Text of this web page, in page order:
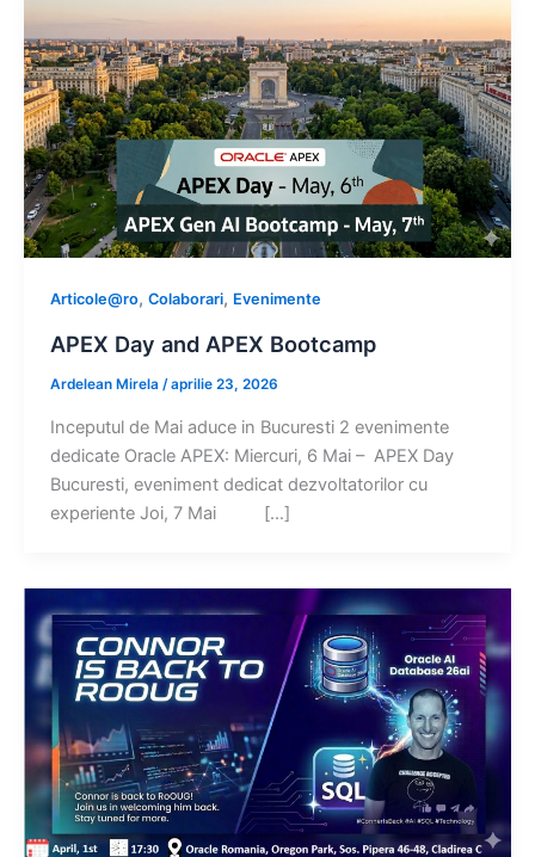
Articole@ro, Colaborari, Evenimente
APEX Day and APEX Bootcamp
Ardelean Mirela /aprilie 23, 2026
Inceputul de Mai aduce in Bucuresti 2 evenimente
dedicate Oracle APEX: Miercuri, 6 Mai – APEX Day
Bucuresti, eveniment dedicat dezvoltatorilor cu
experiente Joi, 7 Mai […]